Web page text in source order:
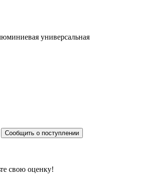
универсальная
Сообщить о поступлении
свою оценку!